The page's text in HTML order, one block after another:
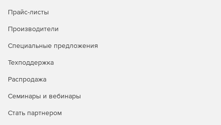
Прайс-листы
Производители
Специальные предложения
Техподдержка
Распродажа
Семинары и вебинары
Стать партнером